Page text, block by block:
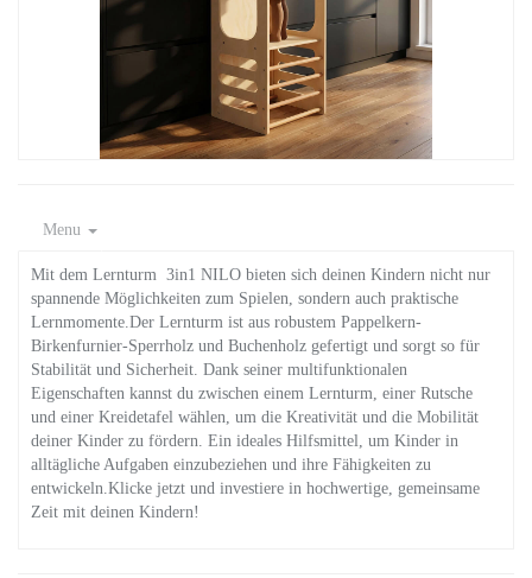
Menu
Mit dem Lernturm 3in1 NILO bieten sich deinen Kindern nicht nur
spannende Möglichkeiten zum Spielen, sondern auch praktische
Lernmomente.Der Lernturm ist aus robustem Pappelkern-
Birkenfurnier-Sperrholz und Buchenholz gefertigt und sorgt so für
Stabilität und Sicherheit. Dank seiner multifunktionalen
Eigenschaften kannst du zwischen einem Lernturm, einer Rutsche
und einer Kreidetafel wählen, um die Kreativität und die Mobilität
deiner Kinder zu fördern. Ein ideales Hilfsmittel, um Kinder in
alltägliche Aufgaben einzubeziehen und ihre Fähigkeiten zu
entwickeln.Klicke jetzt und investiere in hochwertige, gemeinsame
Zeit mit deinen Kindern!